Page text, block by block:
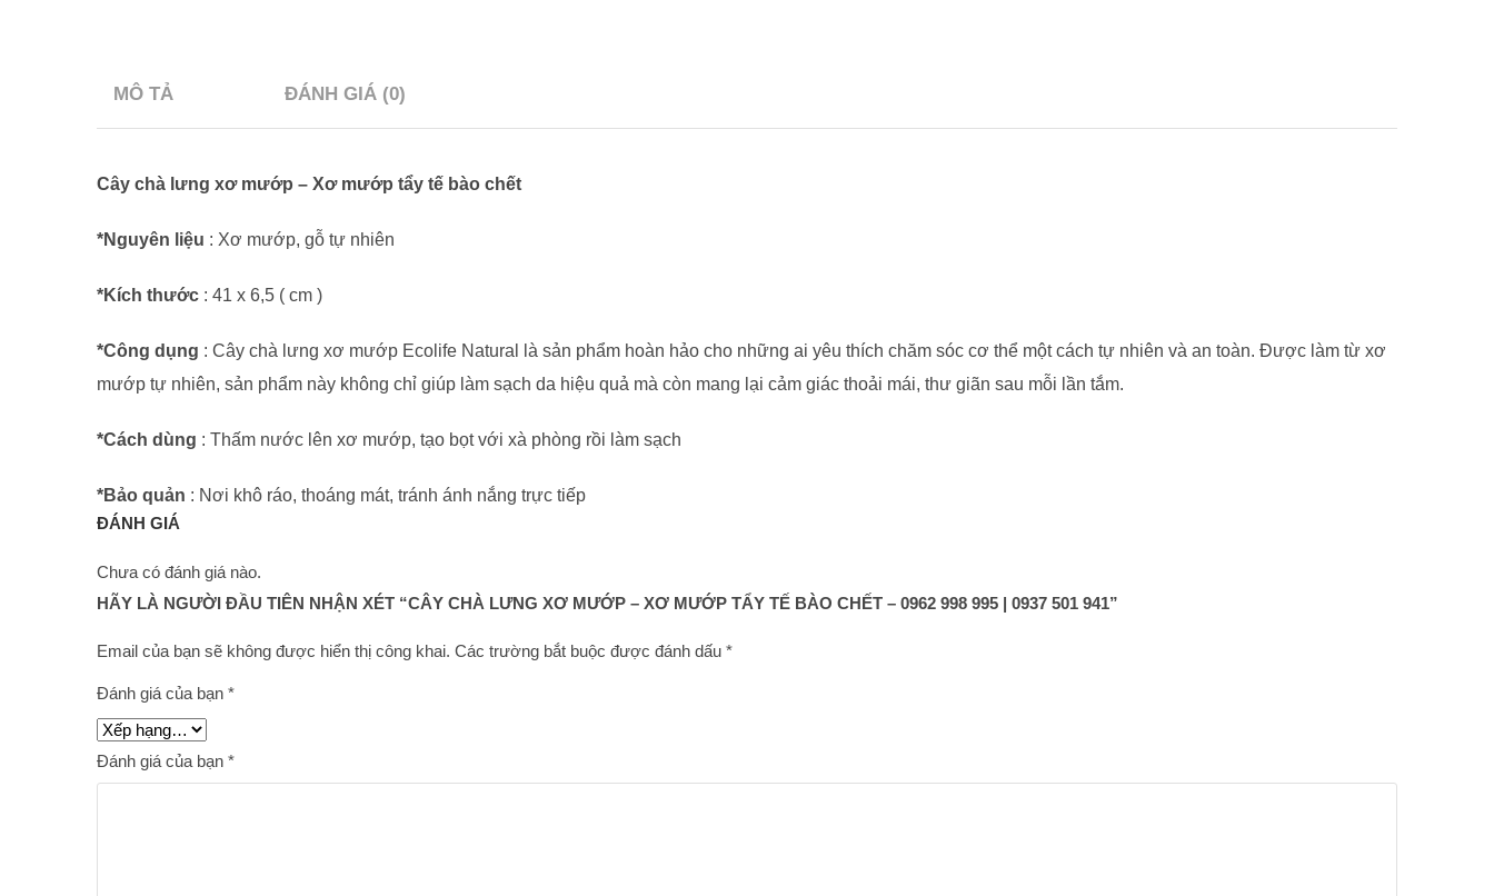
MÔ TẢ ĐÁNH GIÁ (0)
Cây chà lưng xơ mướp – Xơ mướp tẩy tế bào chết
*Nguyên liệu : Xơ mướp, gỗ tự nhiên
*Kích thước : 41 x 6,5 ( cm )
*Công dụng : Cây chà lưng xơ mướp Ecolife Natural là sản phẩm hoàn hảo cho những ai yêu thích chăm sóc cơ thể một cách tự nhiên và an toàn. Được làm từ xơ
mướp tự nhiên, sản phẩm này không chỉ giúp làm sạch da hiệu quả mà còn mang lại cảm giác thoải mái, thư giãn sau mỗi lần tắm.
*Cách dùng : Thấm nước lên xơ mướp, tạo bọt với xà phòng rồi làm sạch
*Bảo quản : Nơi khô ráo, thoáng mát, tránh ánh nắng trực tiếp
ĐÁNH GIÁ
Chưa có đánh giá nào.
HÃY LÀ NGƯỜI ĐẦU TIÊN NHẬN XÉT “CÂY CHÀ LƯNG XƠ MƯỚP – XƠ MƯỚP TẨY TẾ BÀO CHẾT – 0962 998 995 | 0937 501 941”
Email của bạn sẽ không được hiển thị công khai. Các trường bắt buộc được đánh dấu *
Đánh giá của bạn *
Đánh giá của bạn *